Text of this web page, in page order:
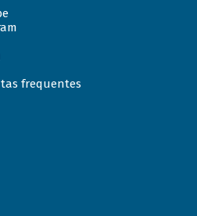
frequentes